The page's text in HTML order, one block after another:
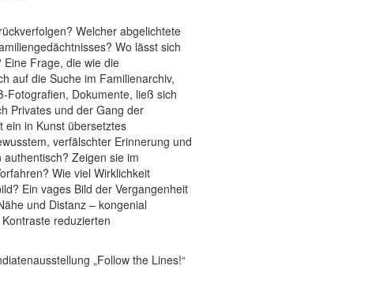
Welcher abgelichtete
Wo lässt sich
Frage, die wie die
auf die Suche im Familienarchiv,
Fotografien, Dokumente, ließ sich
Privates und der Gang der
ein in Kunst übersetztes
verfälschter Erinnerung und
Zeigen sie im
Wie viel Wirklichkeit
Ein vages Bild der Vergangenheit
und Distanz – kongenial
reduzierten
„Follow the Lines!“